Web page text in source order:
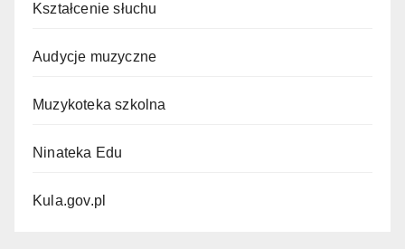
Kształcenie słuchu
Audycje muzyczne
Muzykoteka szkolna
Ninateka Edu
Kula.gov.pl